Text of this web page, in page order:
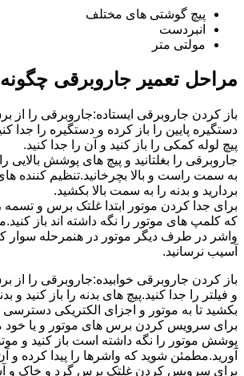
پیچ گوشتی های مختلف
انبردست
مولتی متر
مراحل تعمیر جاروبرقی
باز کردن جاروبرقی ایستاده:جاروبرقی را از
دستگیره پایین را باز کرده و دستگیره را جدا
پیچ لوله کمکی را باز کنید و آن را جدا کنید.
جاروبرقی را بغلتانید و پیچ های پوشش بالایی را
به سمت راست و بالا بچرخانید.تنظیم کننده
بردارید و بدنه را به سمت بالا بکشید.
برای جدا کردن موتور ابتدا غلتک برس و تسمه
که کلمپ های موتور را نگه داشته اند باز
واشر در طرف دیگر موتور در هنمرحله سوار
آسیب نرسانید.
باز کردن جاروبرقی خوابیده:جاروبرقی را از
و فیلتر را جدا کنید.پیچ های بدنه را باز کنید و
بکشید تا به موتور و اجزای الکتریکی دسترسی
برای سرویس کردن برس های موتور و یا خود
پوشش موتور را نگه داشته است باز کنید و
آورید.مطمئن شوید که واشرها را پیدا کرده و
برای سرویس کردن غلتک برس گرد و خاک و